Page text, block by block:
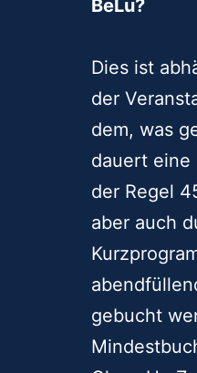
BeLu?
Dies ist
der
dem, was
dauert eine
der Regel
aber auch
gebucht